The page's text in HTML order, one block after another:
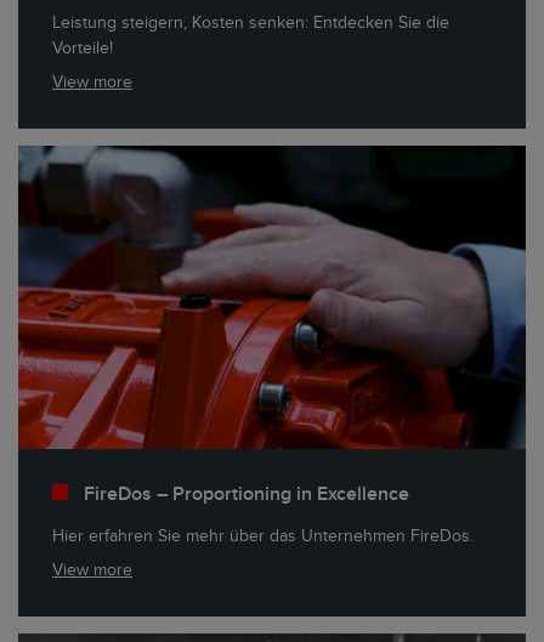
Leistung steigern, Kosten senken: Entdecken Sie die
Vorteile!
View more
FireDos – Proportioning in Excellence
Hier erfahren Sie mehr über das Unternehmen FireDos.
View more